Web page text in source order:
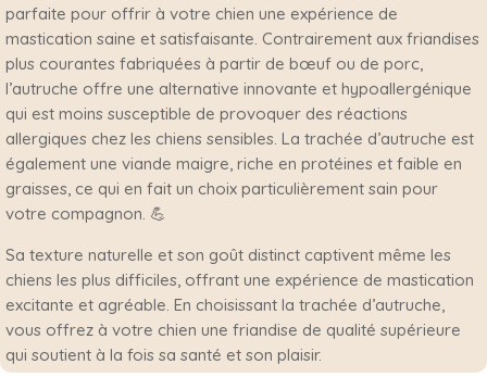
parfaite pour offrir à votre chien une expérience de
mastication saine et satisfaisante. Contrairement aux friandises
plus courantes fabriquées à partir de bœuf ou de porc,
l’autruche offre une alternative innovante et hypoallergénique
qui est moins susceptible de provoquer des réactions
allergiques chez les chiens sensibles. La trachée d’autruche est
également une viande maigre, riche en protéines et faible en
graisses, ce qui en fait un choix particulièrement sain pour
votre compagnon. 💪
Sa texture naturelle et son goût distinct captivent même les
chiens les plus difficiles, offrant une expérience de mastication
excitante et agréable. En choisissant la trachée d’autruche,
vous offrez à votre chien une friandise de qualité supérieure
qui soutient à la fois sa santé et son plaisir.